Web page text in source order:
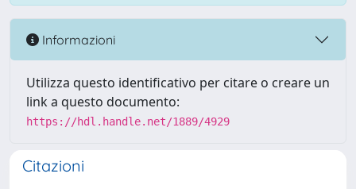
Informazioni
Utilizza questo identificativo per citare o creare un
link a questo documento:
https://hdl.handle.net/1889/4929
Citazioni